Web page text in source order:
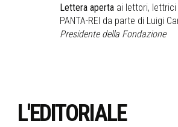
Lettera aperta ai lettori, lettrici
PANTA-REI da parte di Luigi
Presidente della Fondazione
L'EDITORIALE